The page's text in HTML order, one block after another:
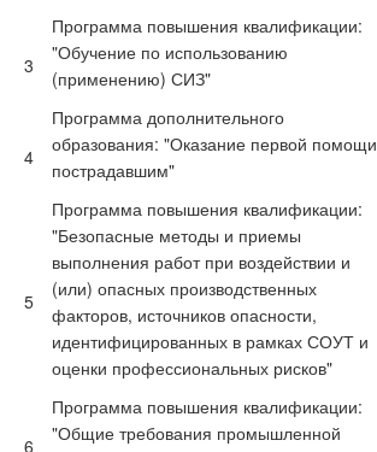
3
Программа повышения квалификации:
"Обучение по использованию
(применению) СИЗ"
4
Программа дополнительного
образования: "Оказание первой помощи
пострадавшим"
5
Программа повышения квалификации:
"Безопасные методы и приемы
выполнения работ при воздействии и
(или) опасных производственных
факторов, источников опасности,
идентифицированных в рамках СОУТ и
оценки профессиональных рисков"
6
Программа повышения квалификации:
"Общие требования промышленной